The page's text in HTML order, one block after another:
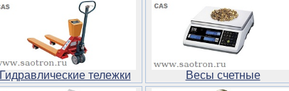
Гидравлические тележки Весы счетные